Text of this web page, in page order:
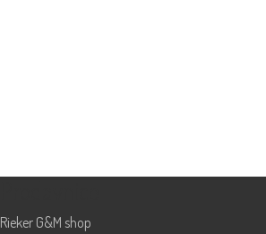
Rieker G&M shop